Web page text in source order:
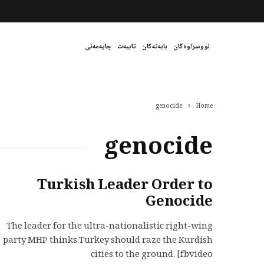
نووسراوەکان بابەتەکان تایبەت چاپەمەنی
Home
genocide
genocide
Turkish Leader Order to
Genocide
The leader for the ultra-nationalistic right-wing
party MHP thinks Turkey should raze the Kurdish
cities to the ground. [fbvideo